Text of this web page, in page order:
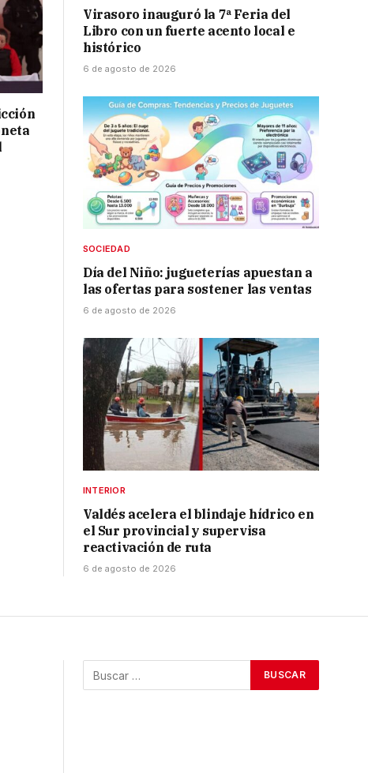
Virasoro inauguró la 7ª Feria del
Libro con un fuerte acento local e
histórico
6 de agosto de 2026
SOCIEDAD
Día del Niño: jugueterías apuestan a
las ofertas para sostener las ventas
6 de agosto de 2026
INTERIOR
Valdés acelera el blindaje hídrico en
el Sur provincial y supervisa
reactivación de ruta
6 de agosto de 2026